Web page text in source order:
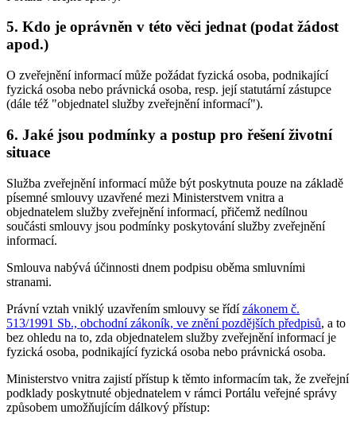
5. Kdo je oprávněn v této věci jednat (podat žádost
apod.)
O zveřejnění informací může požádat fyzická osoba, podnikající
fyzická osoba nebo právnická osoba, resp. její statutární zástupce
(dále též "objednatel služby zveřejnění informací").
6. Jaké jsou podmínky a postup pro řešení životní
situace
Služba zveřejnění informací může být poskytnuta pouze na základě
písemné smlouvy uzavřené mezi Ministerstvem vnitra a
objednatelem služby zveřejnění informací, přičemž nedílnou
součásti smlouvy jsou podmínky poskytování služby zveřejnění
informací.
Smlouva nabývá účinnosti dnem podpisu oběma smluvními
stranami.
Právní vztah vniklý uzavřením smlouvy se řídízákonem č.
513/1991 Sb., obchodní zákoník, ve znění pozdějších předpisů, a to
bez ohledu na to, zda objednatelem služby zveřejnění informací je
fyzická osoba, podnikající fyzická osoba nebo právnická osoba.
Ministerstvo vnitra zajistí přístup k těmto informacím tak, že zveřejní
podklady poskytnuté objednatelem v rámci Portálu veřejné správy
způsobem umožňujícím dálkový přístup: